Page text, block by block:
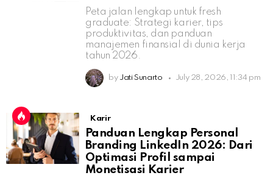
Peta jalan lengkap untuk fresh
graduate: Strategi karier, tips
produktivitas, dan panduan
manajemen finansial di dunia kerja
tahun 2026.
by Jati Sunarto July 28, 2026, 11:34 pm
Karir
Panduan Lengkap Personal
Branding LinkedIn 2026: Dari
Optimasi Profil sampai
Monetisasi Karier